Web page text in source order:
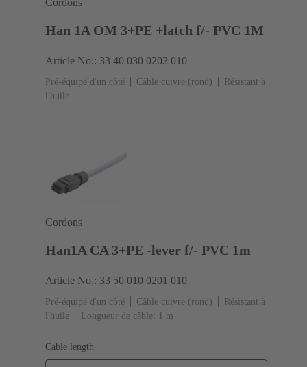
Han 1A OM 3+PE +latch f/- PVC 1M
Article No.: 33 40 030 0202 010
Pré-équipé d'un côté Câble cuivre (rond)
Résistant à
l'huile
Cordons
Han1A CA 3+PE -lever f/- PVC 1m
Article No.: 33 50 010 0201 010
Pré-équipé d'un côté Câble cuivre (rond)
Résistant à
l'huile
Longueur de câble: 1 m
Cable length